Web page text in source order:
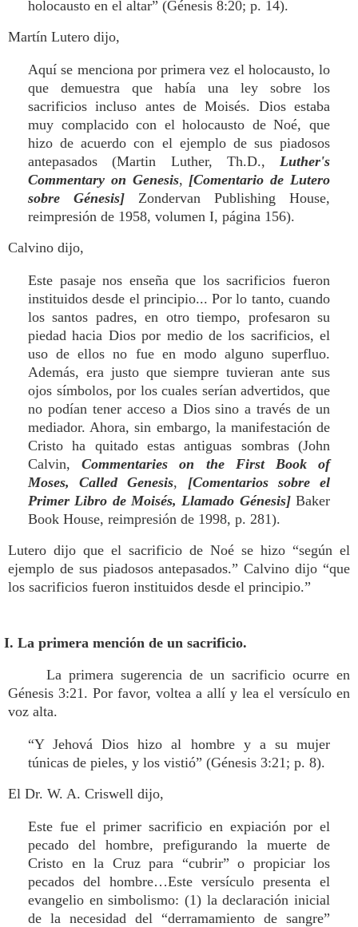
holocausto en el altar” (Génesis 8:20; p. 14).
Martín Lutero dijo,
Aquí se menciona por primera vez el holocausto, lo
que demuestra que había una ley sobre los
sacrificios incluso antes de Moisés. Dios estaba
muy complacido con el holocausto de Noé, que
hizo de acuerdo con el ejemplo de sus piadosos
antepasados (Martin Luther, Th.D., Luther's
Commentary on Genesis, [Comentario de Lutero
sobre Génesis] Zondervan Publishing House,
reimpresión de 1958, volumen I, página 156).
Calvino dijo,
Este pasaje nos enseña que los sacrificios fueron
instituidos desde el principio... Por lo tanto, cuando
los santos padres, en otro tiempo, profesaron su
piedad hacia Dios por medio de los sacrificios, el
uso de ellos no fue en modo alguno superfluo.
Además, era justo que siempre tuvieran ante sus
ojos símbolos, por los cuales serían advertidos, que
no podían tener acceso a Dios sino a través de un
mediador. Ahora, sin embargo, la manifestación de
Cristo ha quitado estas antiguas sombras (John
Calvin,Commentaries on the First Book of
Moses, Called Genesis, [Comentarios sobre el
Primer Libro de Moisés, Llamado Génesis]Baker
Book House, reimpresión de 1998, p. 281).
Lutero dijo que el sacrificio de Noé se hizo “según el
ejemplo de sus piadosos antepasados.” Calvino dijo “que
los sacrificios fueron instituidos desde el principio.”
I. La primera mención de un sacrificio.
La primera sugerencia de un sacrificio ocurre en
Génesis 3:21. Por favor, voltea a allí y lea el versículo en
voz alta.
“Y Jehová Dios hizo al hombre y a su mujer
túnicas de pieles, y los vistió” (Génesis 3:21; p. 8).
El Dr. W. A. Criswell dijo,
Este fue el primer sacrificio en expiación por el
pecado del hombre, prefigurando la muerte de
Cristo en la Cruz para “cubrir” o propiciar los
pecados del hombre…Este versículo presenta el
evangelio en simbolismo: (1) la declaración inicial
de la necesidad del “derramamiento de sangre”